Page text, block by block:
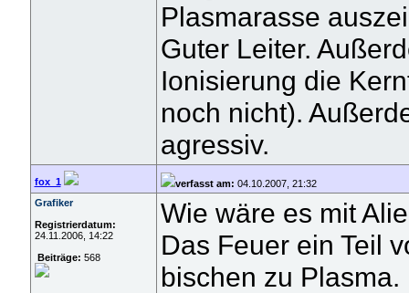
Plasmarasse
Guter Leiter.
Ionisierung die
noch nicht).
agressiv.
fox_1 verfasst am: 04.10.2007, 21:32
Grafiker
Registrierdatum:
24.11.2006, 14:22
Beiträge: 568
Wie wäre es mit
Das Feuer ein Teil
bischen zu Plasma.